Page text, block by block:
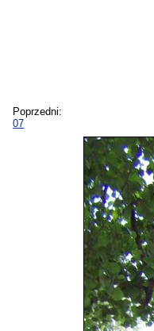
Poprzedni:
07